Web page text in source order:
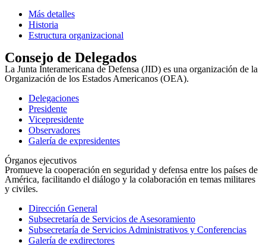
Más detalles
Historia
Estructura organizacional
Consejo de Delegados
La Junta Interamericana de Defensa (JID) es una organización de la
Organización de los Estados Americanos (OEA).
Delegaciones
Presidente
Vicepresidente
Observadores
Galería de expresidentes
Órganos ejecutivos
Promueve la cooperación en seguridad y defensa entre los países de
América, facilitando el diálogo y la colaboración en temas militares
y civiles.
Dirección General
Subsecretaría de Servicios de Asesoramiento
Subsecretaría de Servicios Administrativos y Conferencias
Galería de exdirectores